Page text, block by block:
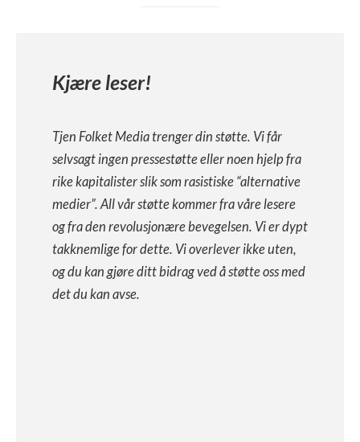
Kjære leser!
Tjen Folket Media trenger din støtte. Vi får
selvsagt ingen pressestøtte eller noen hjelp fra
rike kapitalister slik som rasistiske “alternative
medier”. All vår støtte kommer fra våre lesere
og fra den revolusjonære bevegelsen. Vi er dypt
takknemlige for dette. Vi overlever ikke uten,
og du kan gjøre ditt bidrag ved å støtte oss med
det du kan avse.